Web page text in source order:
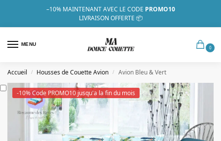
–10% MAINTENANT AVEC LE CODE PROMO10
LIVRAISON OFFERTE 📦
MENU
0
Accueil / Housses de Couette Avion / Avion Bleu & Vert
-10% Code PROMO10 jusqu'a la fin du mois